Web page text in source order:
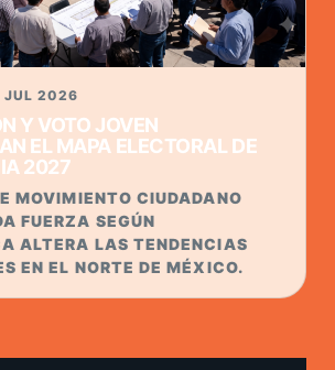
JUL 2026
Y VOTO JOVEN
EL MAPA ELECTORAL DE
2027
MOVIMIENTO CIUDADANO
FUERZA SEGÚN
ALTERA LAS TENDENCIAS
EN EL NORTE DE MÉXICO.